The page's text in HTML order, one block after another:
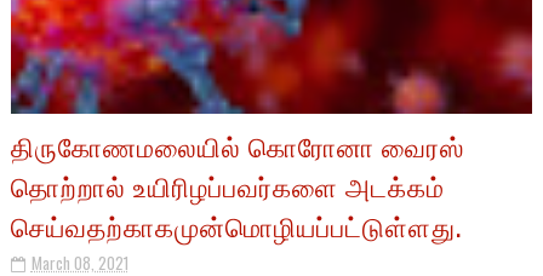
திருகோணமலையில் கொரோனா வைரஸ்
தொற்றால் உயிரிழப்பவர்களை அடக்கம்
செய்வதற்காகமுன்மொழியப்பட்டுள்ளது.
March 08, 2021